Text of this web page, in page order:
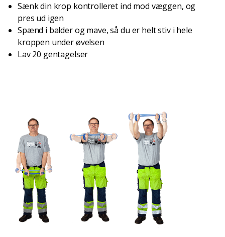
Sænk din krop kontrolleret ind mod væggen, og
pres ud igen
Spænd i balder og mave, så du er helt stiv i hele
kroppen under øvelsen
Lav 20 gentagelser